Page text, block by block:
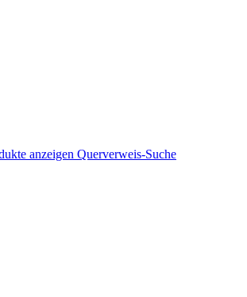
anzeigen Querverweis-Suche